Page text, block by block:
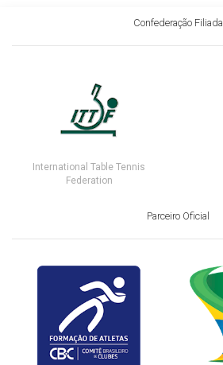
Confederação Filiada
International Table Tennis
Federation
Parceiro Oficial